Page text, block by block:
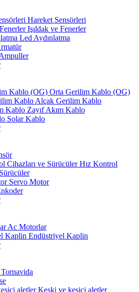
Hareket Sensörleri
Işıldak ve Fenerler
Led Aydınlatma
Orta Gerilim Kablo (OG)
Alçak Gerilim Kablo
Zayıf Akım Kablo
Solar Kablo
Hız Kontrol
Servo Motor
Ac Motorlar
Endüstriyel Kaplin
Tornavida
Keski ve kesici aletler